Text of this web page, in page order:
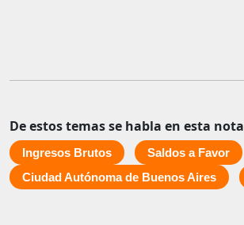
De estos temas se habla en esta nota
Ingresos Brutos
Saldos a Favor
Ciudad Autónoma de Buenos Aires